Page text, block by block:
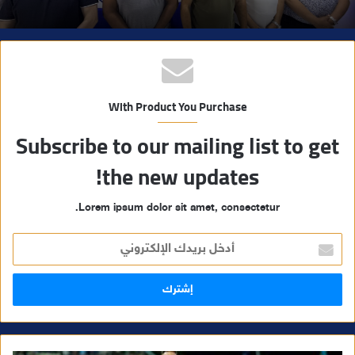
With Product You Purchase
Subscribe to our mailing list to get
the new updates!
Lorem ipsum dolor sit amet, consectetur.
خ
ل
ر